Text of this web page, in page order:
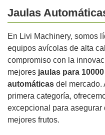
Jaulas
En Livi Machinery, somos
equipos avícolas de alta
compromiso con la
mejores jaulas para
automáticas del mercado.
primera categoría,
excepcional para
mejores frutos.